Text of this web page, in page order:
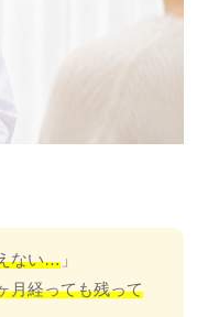
ない… 」
月経っても残って